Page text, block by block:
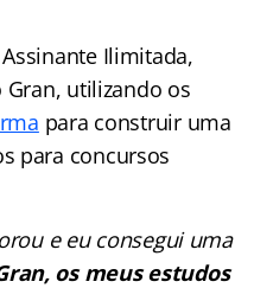
Ilimitada,
Gran, utilizando os
para construir uma
para concursos
e eu consegui uma
os meus estudos